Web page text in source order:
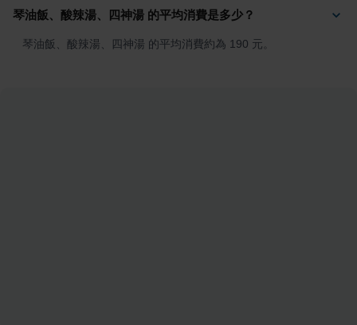
琴油飯、酸辣湯、四神湯 的平均消費是多少？
琴油飯、酸辣湯、四神湯 的平均消費約為 190 元。